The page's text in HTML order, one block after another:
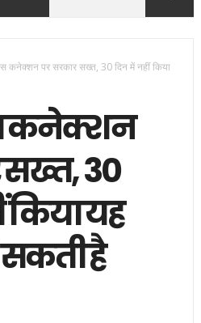
कनेक्शन पर सरकार सख्त, 30 दिन में नहीं किया
कनेक्शन
सख्त, 30
किया यह
सकती है